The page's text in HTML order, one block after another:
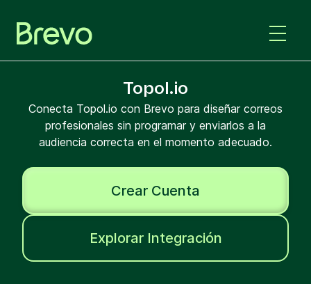
Topol.io
Conecta Topol.io con Brevo para diseñar correos
profesionales sin programar y enviarlos a la
audiencia correcta en el momento adecuado.
Crear Cuenta
Explorar Integración